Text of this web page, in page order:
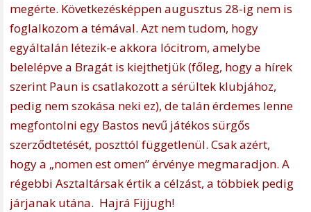
megérte. Következésképpen augusztus 28-ig nem is
foglalkozom a témával. Azt nem tudom, hogy
egyáltalán létezik-e akkora lócitrom, amelybe
belelépve a Bragát is kiejthetjük (főleg, hogy a hírek
szerint Paun is csatlakozott a sérültek klubjához,
pedig nem szokása neki ez), de talán érdemes lenne
megfontolni egy Bastos nevű játékos sürgős
szerződtetését, poszttól függetlenül. Csak azért,
hogy a „nomen est omen” érvénye megmaradjon. A
régebbi Asztaltársak értik a célzást, a többiek pedig
járjanak utána. Hajrá Fijjugh!